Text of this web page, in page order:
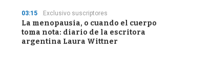
03:15 Exclusivo suscriptores
La menopausia, o cuando el cuerpo
toma nota: diario de la escritora
argentina Laura Wittner